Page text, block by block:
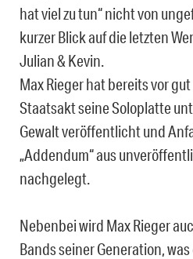
hat viel zu tun“ nicht von
kurzer Blick auf die letzten
Julian & Kevin.
Max Rieger hat bereits vor
Staatsakt seine Soloplatte
Gewalt veröffentlicht und
„Addendum“ aus
nachgelegt.
Nebenbei wird Max Rieger
Bands seiner Generation,